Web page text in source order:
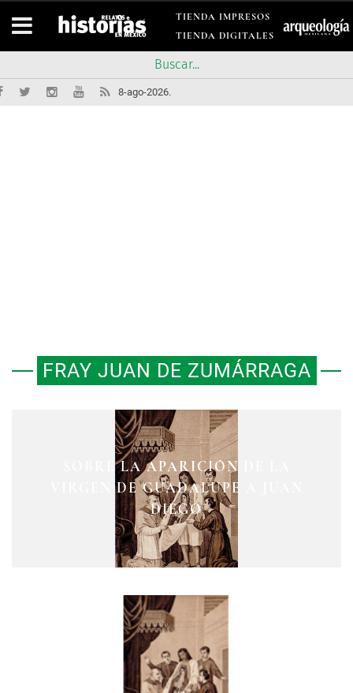
TIENDA IMPRESOS
TIENDA DIGITALES
8-ago-2026.
FRAY JUAN DE ZUMÁRRAGA
SOBRE LA APARICIÓN DE LA
VIRGEN DE GUADALUPE A JUAN
DIEGO
EL SERMÓN DE FRAY SERVANDO
TERESA DE MIER SOBRE LA
VIRGEN DE GUADALUPE